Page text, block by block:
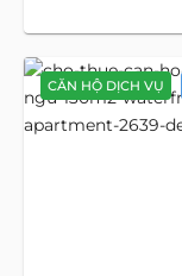
CĂN HỘ DỊCH VỤ